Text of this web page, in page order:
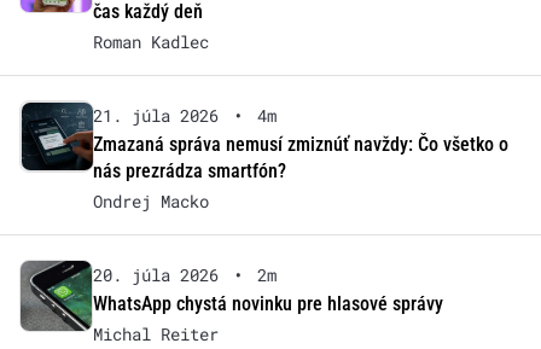
čas každý deň
Roman Kadlec
21. júla 2026 •
4m
Zmazaná správa nemusí zmiznúť navždy: Čo všetko o
nás prezrádza smartfón?
Ondrej Macko
20. júla 2026 •
2m
WhatsApp chystá novinku pre hlasové správy
Michal Reiter